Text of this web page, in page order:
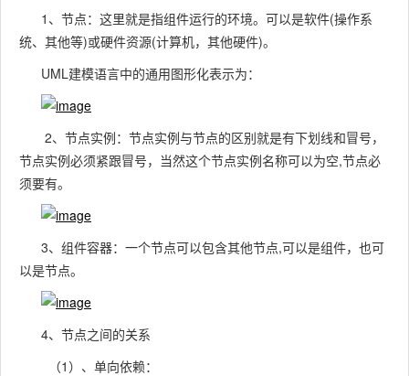
1、节点：这里就是指组件运行的环境。可以是软件(操作系
统、其他等)或硬件资源(计算机，其他硬件)。
UML建模语言中的通用图形化表示为：
2、节点实例：节点实例与节点的区别就是有下划线和冒号，
节点实例必须紧跟冒号，当然这个节点实例名称可以为空,节点必
须要有。
3、组件容器：一个节点可以包含其他节点,可以是组件，也可
以是节点。
4、节点之间的关系
（1）、单向依赖：